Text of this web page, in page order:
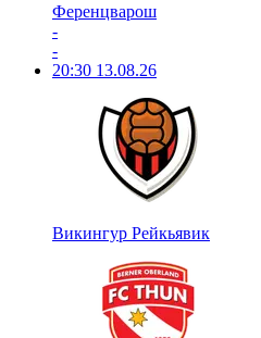
Ференцварош
-
-
20:30 13.08.26
Викингур Рейкьявик